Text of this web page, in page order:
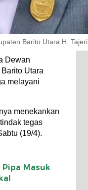
Barito Utara H. Tajeri
Dewan
Utara
melayani
menekankan
tegas
(19/4).
Pipa Masuk